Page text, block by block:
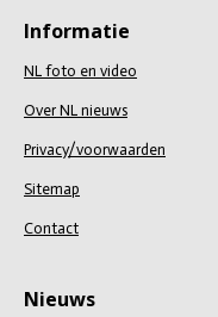
n
e
Informatie
NL foto en video
Over NL nieuws
Privacy/voorwaarden
Sitemap
Contact
Nieuws